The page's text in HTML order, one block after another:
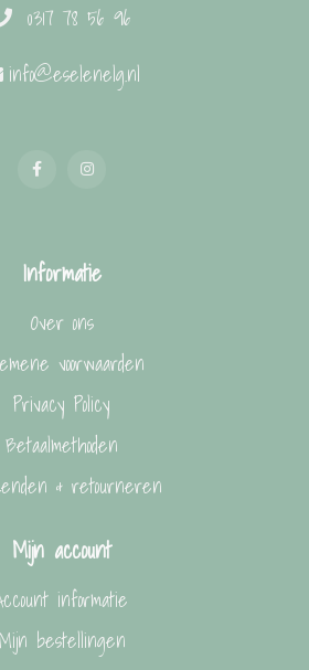
0317 78 56 96
info@eselenelg.nl
Informatie
Over ons
voorwaarden
Privacy Policy
Betaalmethoden
& retourneren
Mijn account
informatie
Mijn bestellingen